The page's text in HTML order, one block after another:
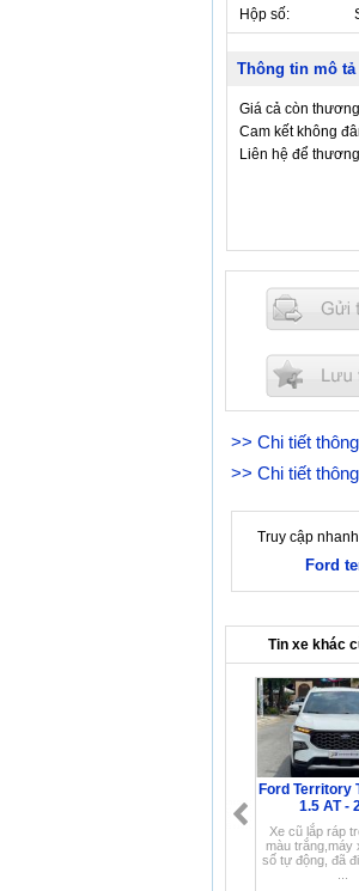
Hộp số:
Thông tin mô tả
Giá cả còn
Cam kết không
Liên hệ để
>> Chi tiết
>> Chi tiết
Truy cập
Ford
Tin xe khác
Ford Territory
1.5 AT -
Xe cũ lắp ráp
màu trắng,máy
số tự động, đã